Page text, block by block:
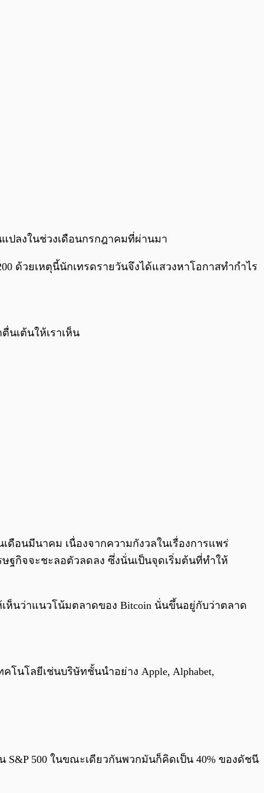
ปลงในช่วงเดือนกรกฎาคมที่ผ่านมา
ด้วยเหตุนี้นักเทรดรายวันจึงได้แสวงหาโอกาสทำกำไร
นเต้นให้เราเห็น
ดือนมีนาคม เนื่องจากความกังวลในเรื่องการแพร่
ฐกิจจะชะลอตัวลดลง ซึ่งนั่นเป็นจุดเริ่มต้นที่ทำให้
ห็นว่าแนวโน้มตลาดของ Bitcoin นั่นขึ้นอยู่กับว่าตลาด
นโลยีเช่นบริษัทชั้นนำอย่าง Apple, Alphabet,
500 ในขณะเดียวกันพวกมันก็คิดเป็น 40% ของดัชนี